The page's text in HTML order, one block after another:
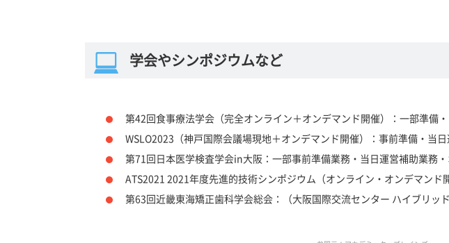
学会やシンポジウムなど
第42回食事療法学会（完全オンライン＋オンデマンド開催）：一部準備
WSLO2023（神戸国際会議場現地＋オンデマンド開催）：事前準備・当
第71回日本医学検査学会in大阪：一部事前準備業務・当日運営補助業務
ATS2021 2021年度先進的技術シンポジウム（オンライン・オンデマンド
第63回近畿東海矯正歯科学会総会：（大阪国際交流センター ハイブリッ